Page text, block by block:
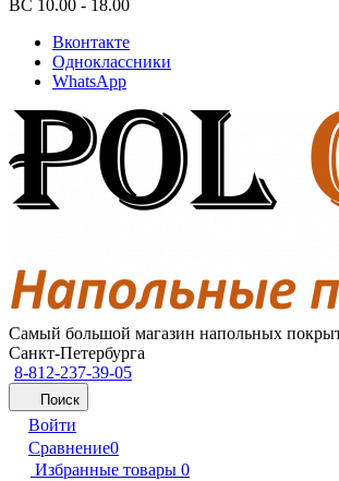
ВС 10.00 - 18.00
Вконтакте
Одноклассники
WhatsApp
Самый большой магазин напольных
Санкт-Петербурга
8-812-237-39-05
Поиск
Войти
Сравнение0
Избранные товары 0